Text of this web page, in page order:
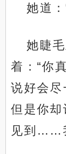
她道
她睫
着：“你
说好会尽
但是你却
见到……